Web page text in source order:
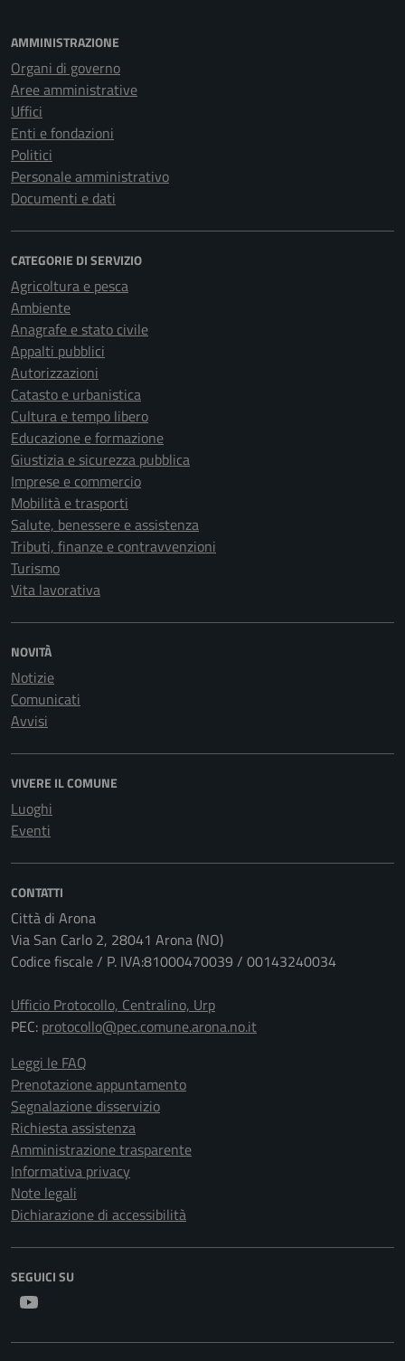
AMMINISTRAZIONE
Organi di governo
Aree amministrative
Uffici
Enti e fondazioni
Politici
Personale amministrativo
Documenti e dati
CATEGORIE DI SERVIZIO
Agricoltura e pesca
Ambiente
Anagrafe e stato civile
Appalti pubblici
Autorizzazioni
Catasto e urbanistica
Cultura e tempo libero
Educazione e formazione
Giustizia e sicurezza pubblica
Imprese e commercio
Mobilità e trasporti
Salute, benessere e assistenza
Tributi, finanze e contravvenzioni
Turismo
Vita lavorativa
NOVITÀ
Notizie
Comunicati
Avvisi
VIVERE IL COMUNE
Luoghi
Eventi
CONTATTI
Città di Arona
Via San Carlo 2, 28041 Arona (NO)
Codice fiscale / P. IVA:81000470039 / 00143240034
Ufficio Protocollo, Centralino, Urp
PEC: protocollo@pec.comune.arona.no.it
Leggi le FAQ
Prenotazione appuntamento
Segnalazione disservizio
Richiesta assistenza
Amministrazione trasparente
Informativa privacy
Note legali
Dichiarazione di accessibilità
SEGUICI SU